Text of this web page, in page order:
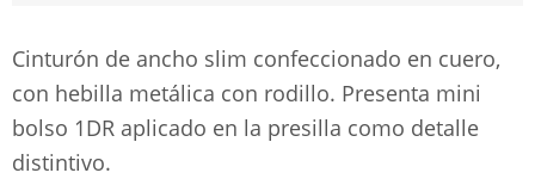
Cinturón de ancho slim confeccionado en cuero,
con hebilla metálica con rodillo. Presenta mini
bolso 1DR aplicado en la presilla como detalle
distintivo.